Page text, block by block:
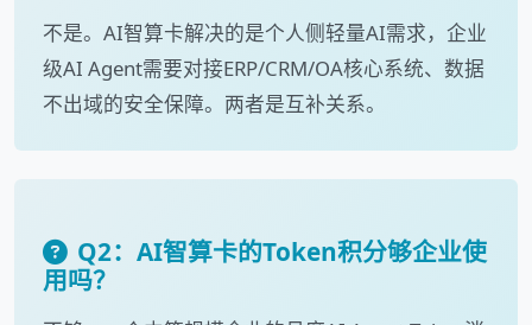
不是。AI智算卡解决的是个人侧轻量AI需求，企业
级AI Agent需要对接ERP/CRM/OA核心系统、数据
不出域的安全保障。两者是互补关系。
Q2：AI智算卡的Token积分够企业使
用吗？